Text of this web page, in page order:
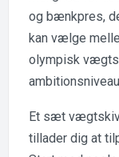
og bænkpres,
kan vælge
olympisk
Et sæt
tillader dig at